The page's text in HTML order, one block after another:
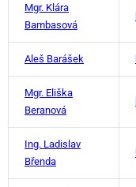
Mgr. Klára
Bambasová
Aleš Barášek
Mgr. Eliška
Beranová
Ing. Ladislav
Břenda